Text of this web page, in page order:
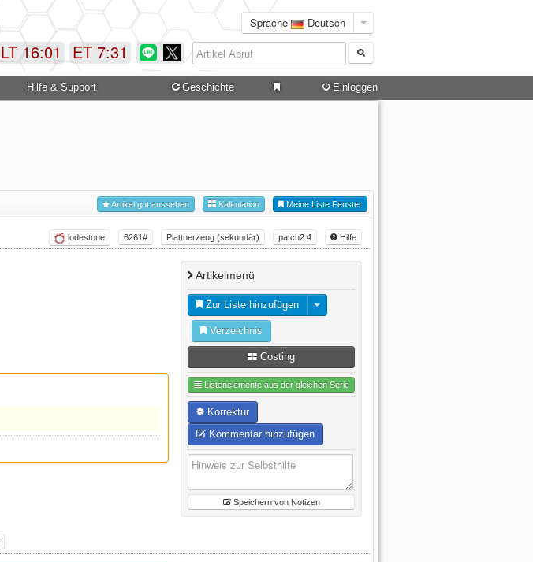
Sprache Deutsch
ET 7:31
LT 16:01
Hilfe & Support Geschichte Einloggen
Meine Liste Fenster
Kalkulation
Artikel gut aussehen
Hilfe
patch2.4
Plattnerzeug (sekundär)
6261#
lodestone
Artikelmenü
Zur Liste hinzufügen
Verzeichnis
Costing
Listenelemente aus der gleichen Serie
Korrektur
Kommentar hinzufügen
Speichern von Notizen